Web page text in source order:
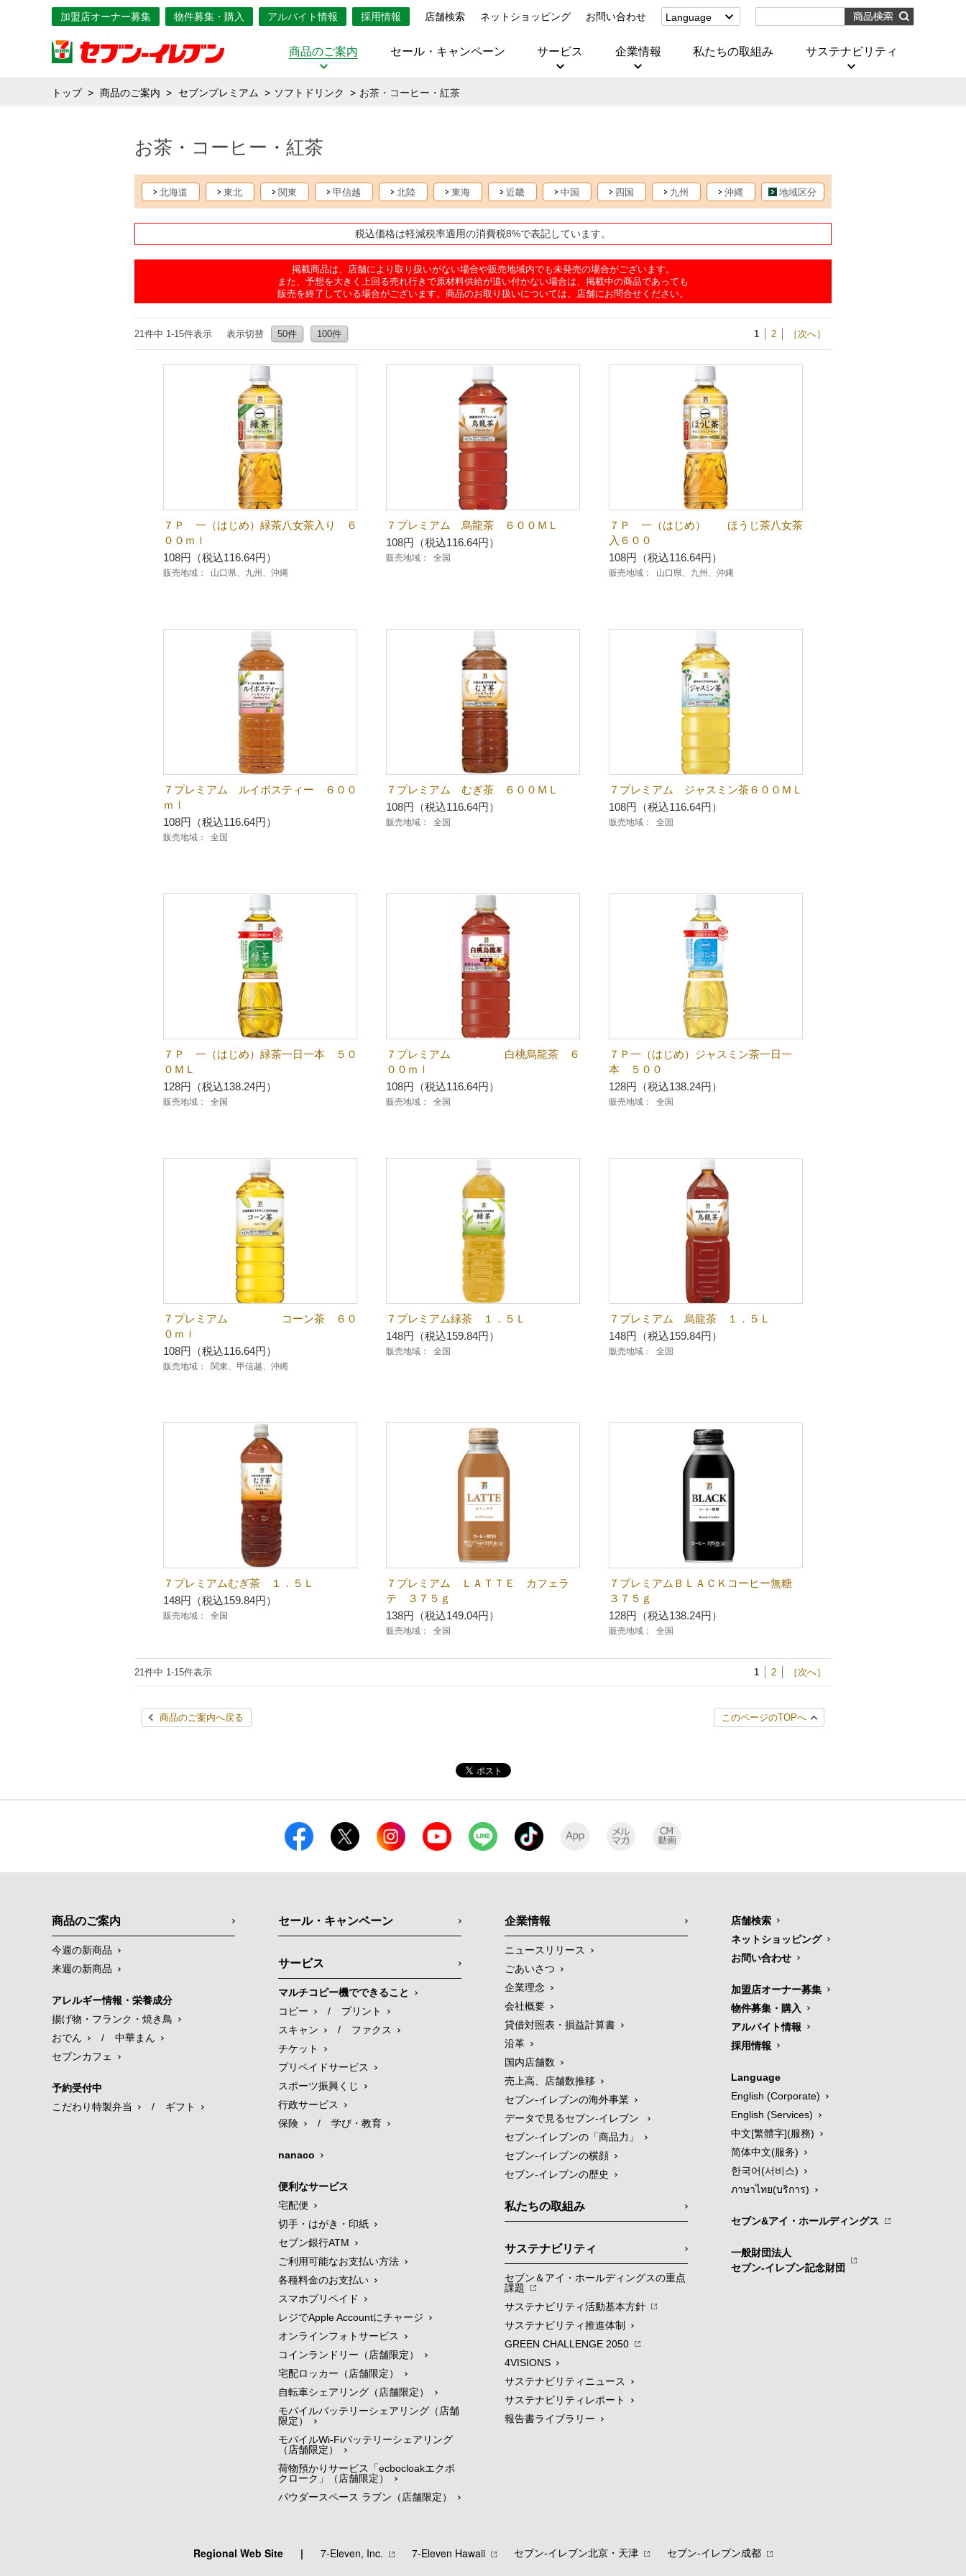
加盟店オーナー募集 物件募集・購入 アルバイト情報 採用情報 店舗検索 ネットショッピング お問い合わせ
Language
(Corporate)
(บริการ)
商品のご案内 セール・キャンペーン サービス 企業情報 私たちの取組み サステナビリティ
トップ 商品のご案内 セブンプレミアム ソフトドリンク お茶・コーヒー・紅茶
お茶・コーヒー・紅茶
北海道 東北 関東 甲信越 北陸 東海 近畿 中国 四国 九州 沖縄 地域区分
税込価格は軽減税率適用の消費税8%で表記しています。
掲載商品は、店舗により取り扱いがない場合や販売地域内でも未発売の場合がございます。
また、予想を大きく上回る売れ行きで原材料供給が追い付かない場合は、掲載中の商品であっても
販売を終了している場合がございます。商品のお取り扱いについては、店舗にお問合せください。
21件中 1-15件表示 表示切替 50件 100件 1 2 ［次へ］
７Ｐ 一（はじめ）緑茶八女茶入り ６
００ｍｌ
108円（税込116.64円）
販売地域： 山口県、九州、沖縄
７プレミアム 烏龍茶 ６００ＭＬ
108円（税込116.64円）
販売地域： 全国
７Ｐ 一（はじめ） ほうじ茶八女茶
入６００
108円（税込116.64円）
販売地域： 山口県、九州、沖縄
７プレミアム ルイボスティー ６００
ｍｌ
108円（税込116.64円）
販売地域： 全国
７プレミアム むぎ茶 ６００ＭＬ
108円（税込116.64円）
販売地域： 全国
７プレミアム ジャスミン茶６００ＭＬ
108円（税込116.64円）
販売地域： 全国
７Ｐ 一（はじめ）緑茶一日一本 ５０
０ＭＬ
128円（税込138.24円）
販売地域： 全国
７プレミアム 白桃烏龍茶 ６
００ｍｌ
108円（税込116.64円）
販売地域： 全国
７Ｐ一（はじめ）ジャスミン茶一日一
本 ５００
128円（税込138.24円）
販売地域： 全国
７プレミアム コーン茶 ６０
０ｍｌ
108円（税込116.64円）
販売地域： 関東、甲信越、沖縄
７プレミアム緑茶 １．５Ｌ
148円（税込159.84円）
販売地域： 全国
７プレミアム 烏龍茶 １．５Ｌ
148円（税込159.84円）
販売地域： 全国
７プレミアムむぎ茶 １．５Ｌ
148円（税込159.84円）
販売地域： 全国
７プレミアム ＬＡＴＴＥ カフェラ
テ ３７５ｇ
138円（税込149.04円）
販売地域： 全国
７プレミアムＢＬＡＣＫコーヒー無糖
３７５ｇ
128円（税込138.24円）
販売地域： 全国
21件中 1-15件表示 1 2 ［次へ］
商品のご案内へ戻る このページのTOPへ
商品のご案内
今週の新商品
来週の新商品
アレルギー情報・栄養成分
揚げ物・フランク・焼き鳥
おでん
/
中華まん
セブンカフェ
予約受付中
こだわり特製弁当
/ ギフト
セール・キャンペーン
サービス
マルチコピー機でできること
コピー
/
プリント
スキャン
/
ファクス
チケット
プリペイドサービス
スポーツ振興くじ
行政サービス
保険
/ 学び・教育
nanaco
便利なサービス
宅配便
切手・はがき・印紙
セブン銀行ATM
ご利用可能なお支払い方法
各種料金のお支払い
スマホプリペイド
レジでApple Accountにチャージ
オンラインフォトサービス
コインランドリー（店舗限定）
宅配ロッカー（店舗限定）
自転車シェアリング（店舗限定）
モバイルバッテリーシェアリング（店舗
限定）
モバイルWi-Fiバッテリーシェアリング
（店舗限定）
荷物預かりサービス「ecbocloakエクボ
クローク」（店舗限定）
パウダースペース ラブン（店舗限定）
企業情報
ニュースリリース
ごあいさつ
企業理念
会社概要
貸借対照表・損益計算書
沿革
国内店舗数
売上高、店舗数推移
セブン‐イレブンの海外事業
データで見るセブン‐イレブン
セブン‐イレブンの「商品力」
セブン-イレブンの横顔
セブン-イレブンの歴史
私たちの取組み
サステナビリティ
セブン＆アイ・ホールディングスの重点
課題
サステナビリティ活動基本方針
サステナビリティ推進体制
GREEN CHALLENGE 2050
4VISIONS
サステナビリティニュース
サステナビリティレポート
報告書ライブラリー
店舗検索
ネットショッピング
お問い合わせ
加盟店オーナー募集
物件募集・購入
アルバイト情報
採用情報
Language
English (Corporate)
English (Services)
中文[繁體字](服務)
简体中文(服务)
한국어(서비스)
ภาษาไทย(บริการ)
セブン&アイ・ホールディングス
一般財団法人
セブン-イレブン記念財団
Regional Web Site | 7‐Eleven, Inc. 7‐Eleven Hawaii セブン‐イレブン北京・天津 セブン‐イレブン成都